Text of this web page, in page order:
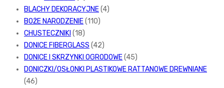
BLACHY DEKORACYJNE(4)
BOŻE NARODZENIE(110)
CHUSTECZNIKI (18)
DONICE FIBERGLASS (42)
DONICE I SKRZYNKI OGRODOWE(45)
DONICZKI/OSŁONKI PLASTIKOWE RATTANOWE DREWNIANE
(46)